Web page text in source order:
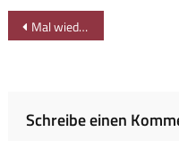
Mal wieder durch den Halder Tobel von Gunzesried nach Blaichach
Schreibe einen